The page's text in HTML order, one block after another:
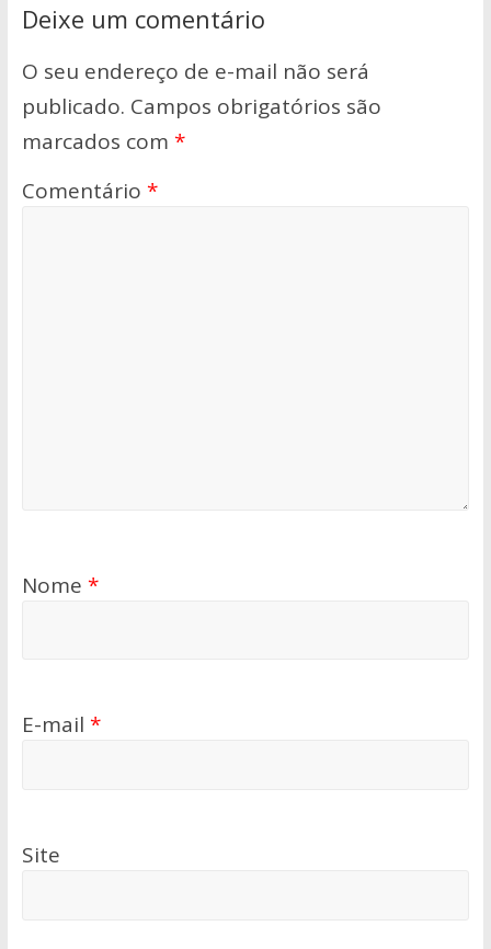
Deixe um comentário
O seu endereço de e-mail não será
publicado. Campos obrigatórios são
marcados com *
Comentário *
Nome *
E-mail *
Site